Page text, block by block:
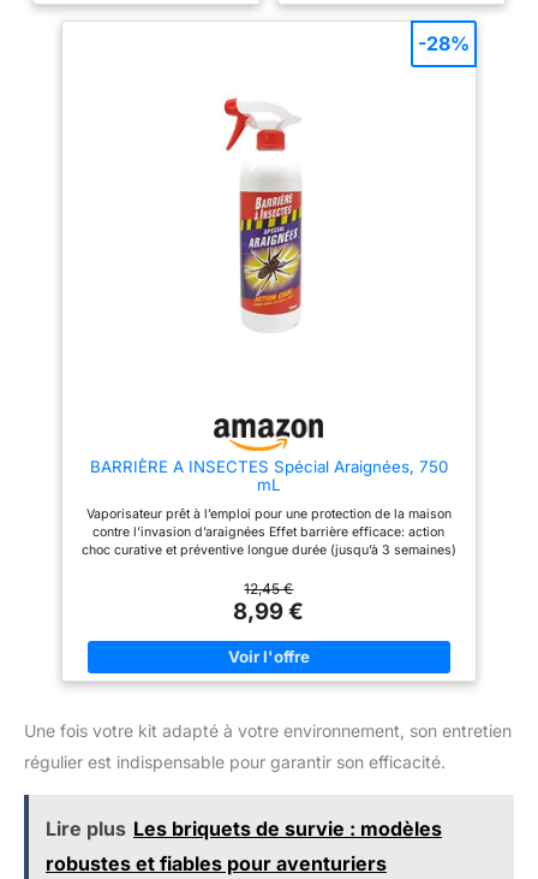
surface traitée Utilisable sur la
stratifié, PVC, textiles, toile,
Cyhalothrine Micro-encapsulée
avec des aliments et boissons y
curative et préventive longue
durée (jusqu’à 3 semaines)
grâce à sa formule micro-
décoratifs brillants ou satinés,
Pulvériser sur lieux de passage
poubelles…, Laisser sécher et
aérer Contenu: 1 x Pulvérisateur
BARRIÈRE A INSECTES Spécial Araignées, 750
mL
Vaporisateur prêt à l’emploi pour une protection de la maison
contre l’invasion d’araignées Effet barrière efficace: action
choc curative et préventive longue durée (jusqu’à 3 semaines)
possible sur la surface traitée Utilisable sur la plupart des
surfaces : Bois, Stratifié, PVC, Textiles, Toile, Tissus
d’ameublement, Matériaux décoratifs brillants ou satinés, Sauf
sur plexiglas Utilisation rapide et simple :Agiter avant emploi,
Pulvériser sur lieux de passage d’insectes (10 pulvérisations
par mètre linéaire), placards, poubelles, Laisser sécher et
cm
12,45 €
8,99 €
-28%
Une fois votre kit adapté à votre environnement, son entretien
régulier est indispensable pour garantir son efficacité.
Lire plus Les briquets de survie : modèles
robustes et fiables pour aventuriers